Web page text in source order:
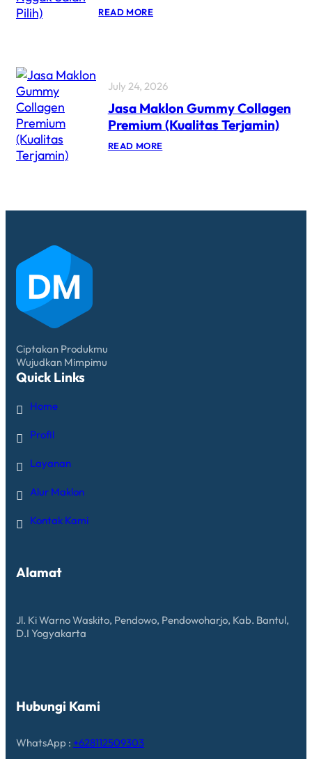
READ MORE
July 24, 2026
Jasa Maklon Gummy Collagen
Premium (Kualitas Terjamin)
READ MORE
Ciptakan Produkmu
Wujudkan Mimpimu
Quick Links
Home
Profil
Layanan
Alur Maklon
Kontak Kami
Alamat
Jl. Ki Warno Waskito, Pendowo, Pendowoharjo, Kab. Bantul,
D.I Yogyakarta
Hubungi Kami
WhatsApp : +628112509303